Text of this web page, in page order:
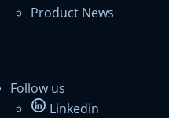
Product News
Follow us
Linkedin